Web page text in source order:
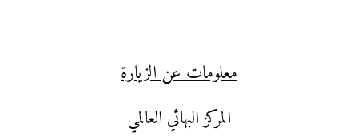
معلومات عن الزيارة
المركز البهائي العالمي